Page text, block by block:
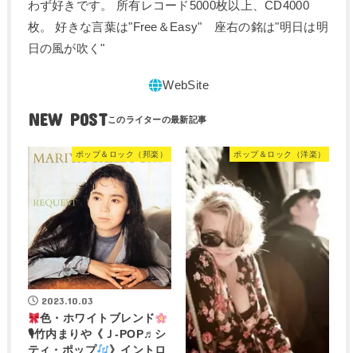
わず好きです。 所有レコード5000枚以上、CD4000
枚。 好きな言葉は"Free＆Easy" 座右の銘は"明日は明
日の風が吹く"
NEW POST
ポップ＆ロック（邦楽）
2023.10.03
色・ホワイトブレンド
🎙竹内まりや《Ｊ-POP♬シ
ティ・ポップ
》イントロ
ポップ＆ロック（洋楽）